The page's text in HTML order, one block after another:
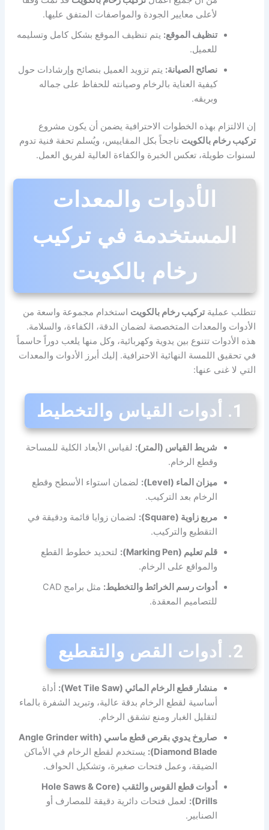
لأعلى معايير الجودة والمواصفات المتفق عليها.
تنظيف الموقع: يتم تنظيف الموقع بشكل كامل وتسليمه
للعميل.
نصائح الصيانة: يتم تزويد العميل بنصائح وإرشادات حول
كيفية العناية بالرخام وصيانته للحفاظ على جماله
وبريقه.
إن الالتزام بهذه الخطوات الاحترافية يضمن أن يكون مشروع
تركيب رخام بالكويت ناجحاً بكل المقاييس، ويُسلم تحفة فنية تدوم
لسنوات طويلة، تعكس الخبرة والكفاءة العالية لفريق العمل.
الأدوات والمعدات
المستخدمة في تركيب
رخام بالكويت
تتطلب عمليةتركيب رخام بالكويت استخدام مجموعة واسعة من
الأدوات والمعدات المتخصصة لضمان الدقة، الكفاءة، والسلامة.
هذه الأدوات تتنوع بين يدوية وكهربائية، وكل منها يلعب دوراً حاسماً
في تحقيق اللمسة النهائية الاحترافية. إليك أبرز الأدوات والمعدات
التي لا غنى عنها:
1. أدوات القياس والتخطيط
شريط القياس (المتر): لقياس الأبعاد الكلية للمساحة
وقطع الرخام.
ميزان الماء (Level):
لضمان استواء الأسطح وقطع
الرخام بعد التركيب.
مربع زاوية (Square):
لضمان زوايا قائمة ودقيقة في
التقطيع والتركيب.
قلم تعليم (Marking Pen):
لتحديد خطوط القطع
والمواقع على الرخام.
أدوات رسم الخرائط والتخطيط:
مثل برامج CAD
للتصاميم المعقدة.
2. أدوات القص والتقطيع
منشار قطع الرخام المائي (Wet Tile Saw):
أداة
أساسية لقطع الرخام بدقة عالية، وتبريد الشفرة بالماء
لتقليل الغبار ومنع تشقق الرخام.
صاروخ يدوي بقرص قطع ماسي (Angle Grinder with
Diamond Blade):
يستخدم لقطع الرخام في الأماكن
الضيقة، وعمل فتحات صغيرة، وتشكيل الحواف.
أدوات قطع القوس والثقب (Hole Saws & Core
Drills):
لعمل فتحات دائرية دقيقة للمصارف أو
الصنابير.